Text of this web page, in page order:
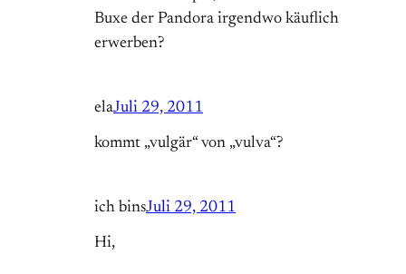
Buxe der Pandora irgendwo käuflich
erwerben?
elaJuli 29, 2011
kommt „vulgär“ von „vulva“?
ich binsJuli 29, 2011
Hi,